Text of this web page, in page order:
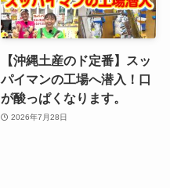
【沖縄土産のド定番】スッ
パイマンの工場へ潜入！口
が酸っぱくなります。
2026年7月28日